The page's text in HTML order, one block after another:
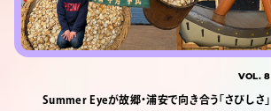
VOL. 8
Summer Eyeが故郷・浦安で向き合う「さびしさ」